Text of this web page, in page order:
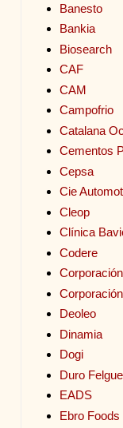
Banesto
Bankia
Biosearch
CAF
CAM
Campofrio
Catalana
Cementos
Cepsa
Cie
Cleop
Clínica
Codere
Deoleo
Dinamia
Dogi
Duro
EADS
Ebro Foods